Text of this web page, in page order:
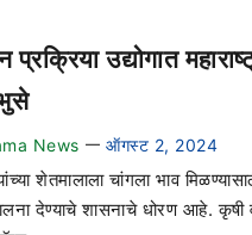
उद्योगात
News — ऑगस्ट 2, 2024
शेतमालाला चांगला भाव
देण्याचे शासनाचे धोरण आहे. कृषी